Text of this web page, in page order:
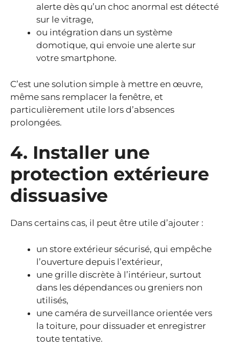
alerte dès qu’un choc anormal est détecté
sur le vitrage,
ou intégration dans un système
domotique, qui envoie une alerte sur
votre smartphone.
C’est une solution simple à mettre en œuvre,
même sans remplacer la fenêtre, et
particulièrement utile lors d’absences
prolongées.
4. Installer une
protection extérieure
dissuasive
Dans certains cas, il peut être utile d’ajouter :
un store extérieur sécurisé, qui empêche
l’ouverture depuis l’extérieur,
une grille discrète à l’intérieur, surtout
dans les dépendances ou greniers non
utilisés,
une caméra de surveillance orientée vers
la toiture, pour dissuader et enregistrer
toute tentative.